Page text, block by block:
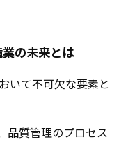
の未来とは
いて不可欠な要素と
品質管理のプロセス